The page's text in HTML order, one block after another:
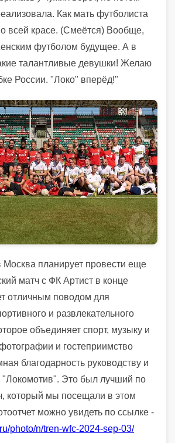
Как мать футболиста
всей красе. (Смеётся) Вообще,
футболом будущее. А в
талантливые девушки! Желаю
России. "Локо" вперёд!"
планирует провести еще
матч с ФК Артист в конце
отличным поводом для
и развлекательного
объединяет спорт, музыку и
и гостеприимство
благодарность руководству и
Это был лучший по
который мы посещали в этом
можно увидеть по ссылке -
photo/n/tren-wfc-2024-sep-03/